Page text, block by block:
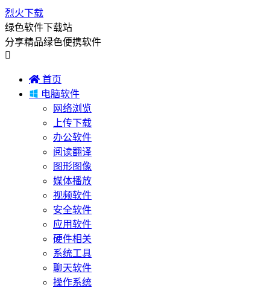
烈火下载
绿色软件下载站
分享精品绿色便携软件

 首页
 电脑软件
网络浏览
上传下载
办公软件
阅读翻译
图形图像
媒体播放
视频软件
安全软件
应用软件
硬件相关
系统工具
聊天软件
操作系统